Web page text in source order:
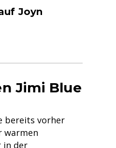
Joyn
Jimi Blue
bereits vorher
warmen
in der